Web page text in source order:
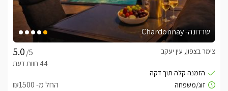
שרדונה- Chardonnay
/5
צימר בצפון, עין יעקב
החל מ- ₪1500